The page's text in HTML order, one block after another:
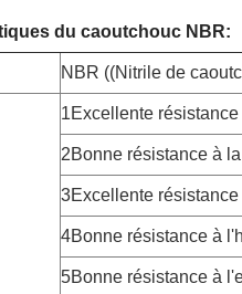
du caoutchouc NBR:
NBR ((Nitrile de
1Excellente
2Bonne résistance à
3Excellente
4Bonne résistance à
5Bonne résistance à